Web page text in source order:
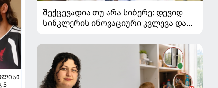
5
შექცევადია თუ არა სიბერე: დევიდ
სინკლერის ინოვაციური კვლევა და